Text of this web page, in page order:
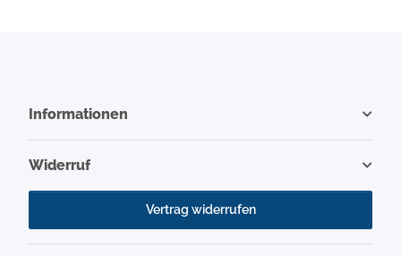
Informationen
Widerruf
Vertrag widerrufen